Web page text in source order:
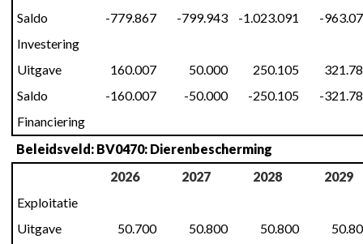
Saldo
-779.867 -799.943 -1.023.091
-
Investering
Uitgave
160.007 50.000 250.105
Saldo
-160.007 -50.000 -250.105
-
Financiering
Beleidsveld: BV0470: Dierenbescherming
2026
2027 2028
2029
Exploitatie
Uitgave
50.700 50.800 50.800